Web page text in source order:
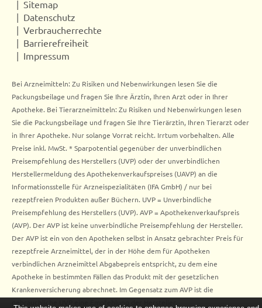
Sitemap
Datenschutz
Verbraucherrechte
Barrierefreiheit
Impressum
Bei Arzneimitteln: Zu Risiken und Nebenwirkungen lesen Sie die
Packungsbeilage und fragen Sie Ihre Ärztin, Ihren Arzt oder in Ihrer
Apotheke. Bei Tierarzneimitteln: Zu Risiken und Nebenwirkungen lesen
Sie die Packungsbeilage und fragen Sie Ihre Tierärztin, Ihren Tierarzt oder
in Ihrer Apotheke. Nur solange Vorrat reicht. Irrtum vorbehalten. Alle
Preise inkl. MwSt. * Sparpotential gegenüber der unverbindlichen
Preisempfehlung des Herstellers (UVP) oder der unverbindlichen
Herstellermeldung des Apothekenverkaufspreises (UAVP) an die
Informationsstelle für Arzneispezialitäten (IFA GmbH) / nur bei
rezeptfreien Produkten außer Büchern. UVP = Unverbindliche
Preisempfehlung des Herstellers (UVP). AVP = Apothekenverkaufspreis
(AVP). Der AVP ist keine unverbindliche Preisempfehlung der Hersteller.
Der AVP ist ein von den Apotheken selbst in Ansatz gebrachter Preis für
rezeptfreie Arzneimittel, der in der Höhe dem für Apotheken
verbindlichen Arzneimittel Abgabepreis entspricht, zu dem eine
Apotheke in bestimmten Fällen das Produkt mit der gesetzlichen
Krankenversicherung abrechnet. Im Gegensatz zum AVP ist die